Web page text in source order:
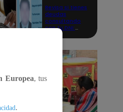
Revisa si tienes
deudas
consultando
con tu DNI:
aquí los
detalles
Europea, tus
.